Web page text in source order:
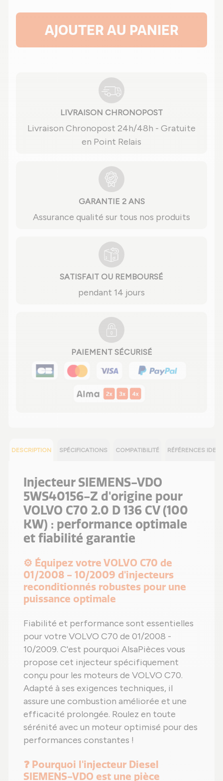
AJOUTER AU PANIER
LIVRAISON CHRONOPOST
Livraison Chronopost 24h/48h - Gratuite
en Point Relais
GARANTIE 2 ANS
Assurance qualité sur tous nos produits
SATISFAIT OU REMBOURSÉ
pendant 14 jours
PAIEMENT SÉCURISÉ
DESCRIPTION SPÉCIFICATIONS COMPATIBILITÉ RÉFÉRENCES
Injecteur SIEMENS-VDO
5WS40156-Z d'origine pour
VOLVO C70 2.0 D 136 CV (100
KW) : performance optimale
et fiabilité garantie
⚙️ Équipez votre VOLVO C70 de
01/2008 - 10/2009 d'injecteurs
reconditionnés robustes pour une
puissance optimale
Fiabilité et performance sont essentielles
pour votre VOLVO C70 de 01/2008 -
10/2009. C'est pourquoi AlsaPièces vous
propose cet injecteur spécifiquement
conçu pour les moteurs de VOLVO C70.
Adapté à ses exigences techniques, il
assure une combustion améliorée et une
efficacité prolongée. Roulez en toute
sérénité avec un moteur optimisé pour des
performances constantes !
❓ Pourquoi l'injecteur Diesel
SIEMENS-VDO est une pièce